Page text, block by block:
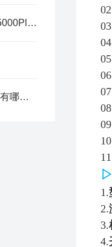
双模式 COD 水质检测仪 TE-5000Plus 实验室高精度检测方案解析
什么是氨氮，氨氮的检测方法有哪些？
1.
2.
3.
4.